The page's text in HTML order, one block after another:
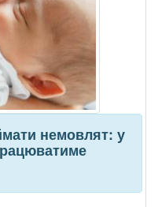
немовлят: у